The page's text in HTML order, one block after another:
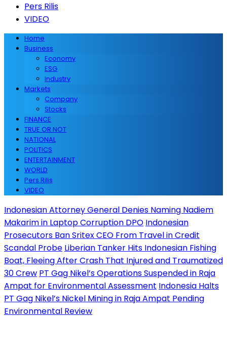
Pers Rilis
VIDEO
Home
Business
Economy
ESG
Industry
Markets
Company
Stocks
FINANCE
TRUE OR NOT
NATIONAL
POLITICS
ENTERTAINMENT
WORLD
Pers Rilis
VIDEO
Indonesian Attorney General Denies Naming Nadiem
Makarim in Laptop Corruption DPO Indonesian
Prosecutors Ban Sritex CEO From Travel in Credit
Scandal Probe Liberian Tanker Hits Indonesian Fishing
Boat, Fleeing After Crash That Injured and Traumatized
30 Crew PT Gag Nikel’s Operations Suspended in Raja
Ampat for Environmental Assessment Indonesia Halts
PT Gag Nikel’s Nickel Mining in Raja Ampat Pending
Environmental Review